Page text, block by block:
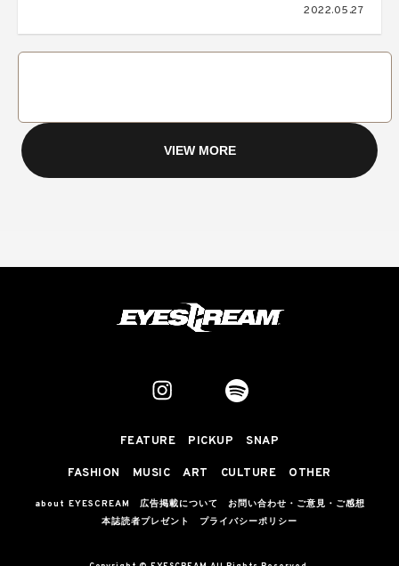
2022.05.27
VIEW MORE
FEATURE PICKUP SNAP
FASHION MUSIC ART CULTURE OTHER
about EYESCREAM 広告掲載について
お問い合わせ・ご意見・ご感想
本誌読者プレゼント
プライバシーポリシー